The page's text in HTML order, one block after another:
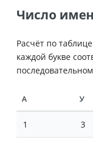
Число
Расчёт по
каждой букве
А У
1 3